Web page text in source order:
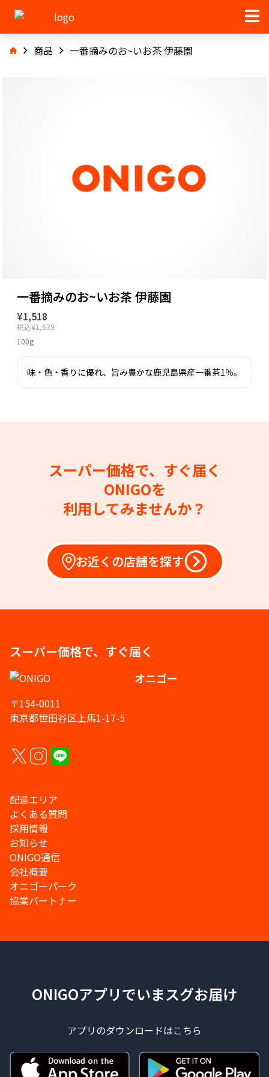
商品 一番摘みのお~いお茶 伊藤園
一番摘みのお~いお茶 伊藤園
¥1,518
税込¥1,639
100g
味・色・香りに優れ、旨み豊かな鹿児島県産一番茶1％。
スーパー価格で、すぐ届く
ONIGOを
利用してみませんか？
お近くの店舗を探す
スーパー価格で、すぐ届く
オニゴー
〒154-0011
東京都世田谷区上馬1-17-5
配達エリア
よくある質問
採用情報
お知らせ
ONIGO通信
会社概要
オニゴーパーク
協業パートナー
ONIGOアプリでいまスグお届け
アプリのダウンロードはこちら